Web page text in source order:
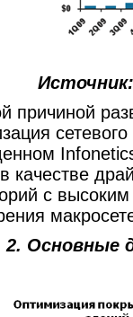
причиной
качестве
с
2. Основные